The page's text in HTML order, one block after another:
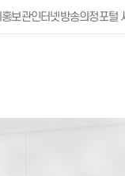
홍보관인터넷방송의정포털